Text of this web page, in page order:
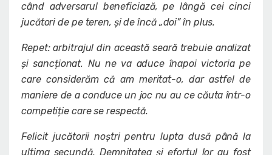
când adversarul beneficiază, pe lângă cei cinci
jucători de pe teren, și de încă „doi” în plus.
Repet: arbitrajul din această seară trebuie analizat
și sancționat. Nu ne va aduce înapoi victoria pe
care considerăm că am meritat-o, dar astfel de
maniere de a conduce un joc nu au ce căuta într-o
competiție care se respectă.
Felicit jucătorii noștri pentru lupta dusă până la
ultima secundă. Demnitatea și efortul lor au fost